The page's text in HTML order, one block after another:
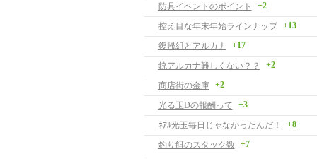
防具イベントのポイント
+2
控え目な年末年始ラインナップ +13
復帰組とアルカナ +17
銃アルカナ難しくない？？ +2
商店街の金庫 +2
光る玉Dの報酬って +3
ﾈｱﾙ光玉毎日じゃなかったんだ！ +8
釣り餌のスタック数 +7